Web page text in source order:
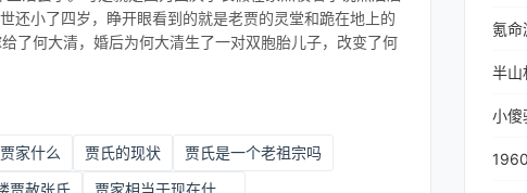
还小了四岁，睁开眼看到的就是老贾的灵堂和跪在地上的
何大清，婚后为何大清生了一对双胞胎儿子，改变了何
贾家什么 贾氏的现状
贾氏是一个老祖宗吗
贾赦张氏
贾家相当于现在什么地位
氪命
半山
小傻